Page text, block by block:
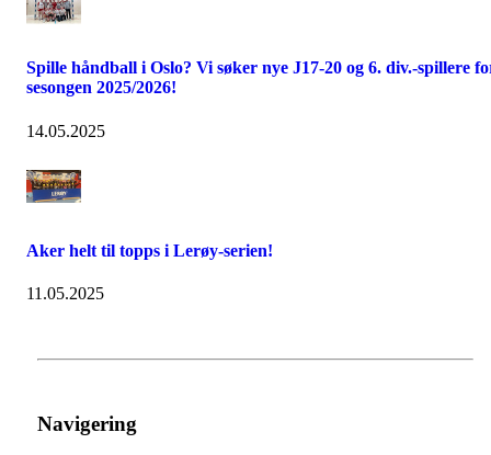
Spille håndball i Oslo? Vi søker nye J17-20 og 6. div.-spillere
sesongen 2025/2026!
14.05.2025
Aker helt til topps i Lerøy-serien!
11.05.2025
Navigering